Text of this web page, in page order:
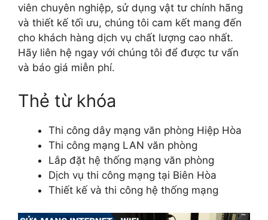
viên chuyên nghiệp, sử dụng vật tư chính hãng
và thiết kế tối ưu, chúng tôi cam kết mang đến
cho khách hàng dịch vụ chất lượng cao nhất.
Hãy liên hệ ngay với chúng tôi để được tư vấn
và báo giá miễn phí.
Thẻ từ khóa
Thi công dây mạng văn phòng Hiệp Hòa
Thi công mạng LAN văn phòng
Lắp đặt hệ thống mạng văn phòng
Dịch vụ thi công mạng tại Biên Hòa
Thiết kế và thi công hệ thống mạng